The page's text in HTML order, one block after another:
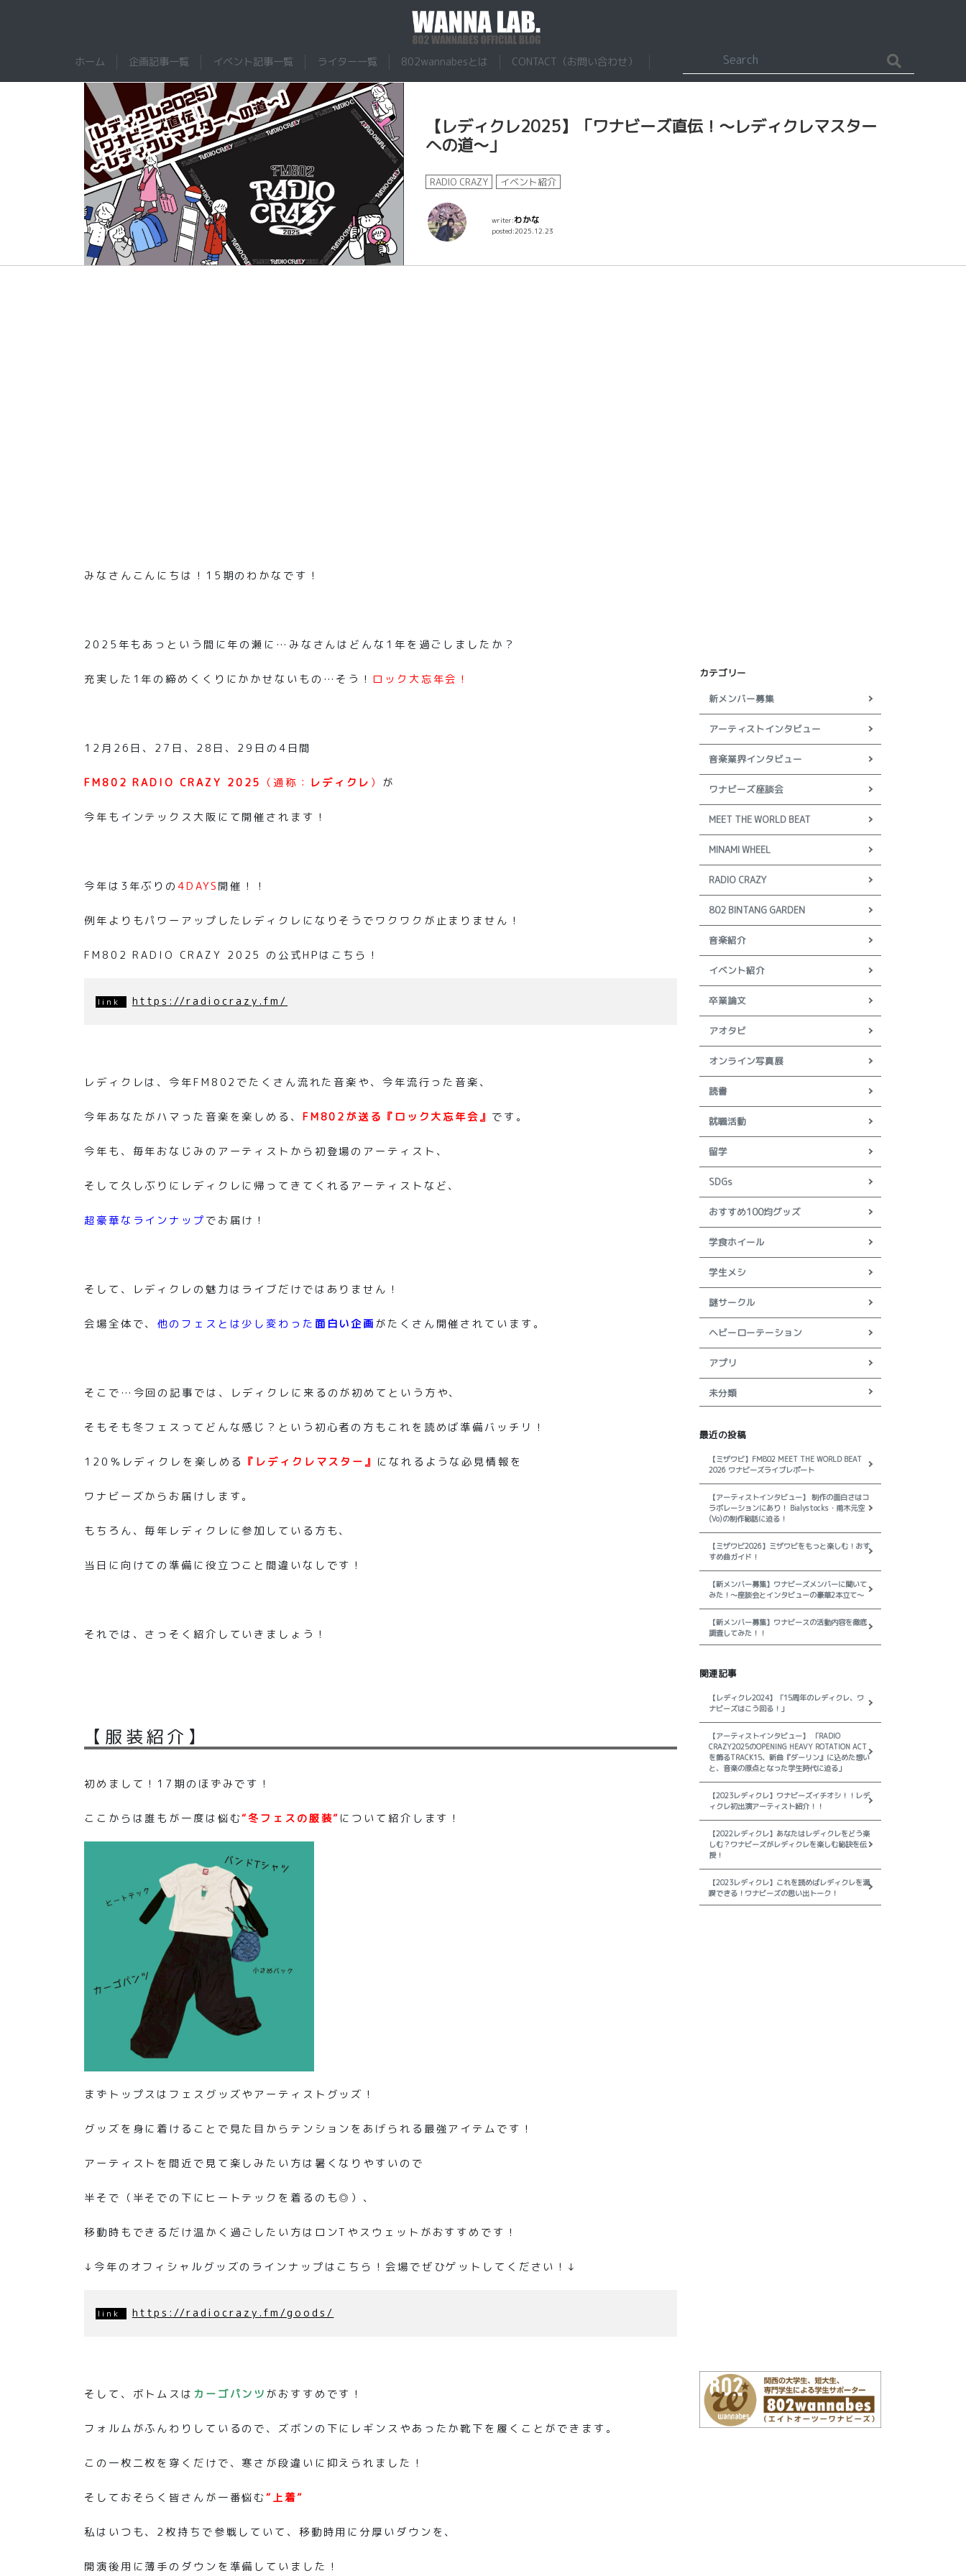
WANNALAB.｜FM802ワナビーズ
WANNALAB.
ホーム 企画記事一覧 イベント記事一覧 ライター一覧 802wannabesとは CONTACT（お問い合わせ）
【レディクレ2025】「ワナビーズ直伝！〜レディクレマスター
への道〜」
RADIO CRAZY イベント紹介
writer:わかな
posted:2025.12.23
みなさんこんにちは！15期のわかなです！
2025年もあっという間に年の瀬に…みなさんはどんな1年を過ごしましたか？
充実した1年の締めくくりにかかせないもの…そう！ ロック大忘年会！
12月26日、27日、28日、29日の4日間
FM802 RADIO CRAZY 2025 （通称： レディクレ ） が
今年もインテックス大阪にて開催されます！
今年は3年ぶりの 4DAYS 開催！！
例年よりもパワーアップしたレディクレになりそうでワクワクが止まりません！
FM802 RADIO CRAZY 2025 の公式HPはこちら！
https://radiocrazy.fm/
レディクレは、今年FM802でたくさん流れた音楽や、今年流行った音楽、
今年あなたがハマった音楽を楽しめる、 FM802が送る『ロック大忘年会』 です。
今年も、毎年おなじみのアーティストから初登場のアーティスト、
そして久しぶりにレディクレに帰ってきてくれるアーティストなど、
超豪華なラインナップ でお届け！
そして、レディクレの魅力はライブだけではありません！
会場全体で、 他のフェスとは少し変わった 面白い企画 がたくさん開催されています。
そこで…今回の記事では、レディクレに来るのが初めてという方や、
そもそも冬フェスってどんな感じ？という初心者の方もこれを読めば準備バッチリ！
120％レディクレを楽しめる 『レディクレマスター』 になれるような必見情報を
ワナビーズからお届けします。
もちろん、毎年レディクレに参加している方も、
当日に向けての準備に役立つこと間違いなしです！
それでは、さっそく紹介していきましょう！
【服装紹介】
初めまして！17期のほずみです！
ここからは誰もが一度は悩む“冬フェスの服装” について紹介します！
まずトップスはフェスグッズやアーティストグッズ！
グッズを身に着けることで見た目からテンションをあげられる最強アイテムです！
アーティストを間近で見て楽しみたい方は暑くなりやすいので
半そで（半そでの下にヒートテックを着るのも◎）、
移動時もできるだけ温かく過ごしたい方はロンTやスウェットがおすすめです！
↓今年のオフィシャルグッズのラインナップはこちら！会場でぜひゲットしてください！↓
https://radiocrazy.fm/goods/
そして、ボトムスは カーゴパンツ がおすすめです！
フォルムがふんわりしているので、ズボンの下にレギンスやあったか靴下を履くことができます。
この一枚二枚を穿くだけで、寒さが段違いに抑えられました！
そしておそらく皆さんが一番悩む“ 上着”
私はいつも、2枚持ちで参戦していて、移動時用に分厚いダウンを、
開演後用に薄手のダウンを準備していました！
カテゴリー
新メンバー募集
アーティストインタビュー
音楽業界インタビュー
ワナビーズ座談会
MEET THE WORLD BEAT
MINAMI WHEEL
RADIO CRAZY
802 BINTANG GARDEN
音楽紹介
イベント紹介
卒業論文
アオタビ
オンライン写真展
読書
就職活動
留学
SDGs
おすすめ100均グッズ
学食ホイール
学生メシ
謎サークル
ヘビーローテーション
アプリ
未分類
最近の投稿
【ミザワビ】FM802 MEET THE WORLD BEAT
2026 ワナビーズライブレポート
【アーティストインタビュー】 制作の面白さはコ
ラボレーションにあり！ Bialystocks・甫木元空
(Vo)の制作秘話に迫る！
【ミザワビ2026】ミザワビをもっと楽しむ！おす
すめ曲ガイド！
【新メンバー募集】ワナビーズメンバーに聞いて
みた！～座談会とインタビューの豪華2本立て～
【新メンバー募集】ワナビースの活動内容を徹底
調査してみた！！
関連記事
【レディクレ2024】「15周年のレディクレ、ワ
ナビーズはこう回る！」
【アーティストインタビュー】 「RADIO
CRAZY2025のOPENING HEAVY ROTATION ACT
を飾るTRACK15、新曲『ダーリン』に込めた想い
と、音楽の原点となった学生時代に迫る」
【2023レディクレ】ワナビーズイチオシ！！レデ
ィクレ初出演アーティスト紹介！！
【2022レディクレ】あなたはレディクレをどう楽
しむ？ワナビーズがレディクレを楽しむ秘訣を伝
授！
【2023レディクレ】これを読めばレディクレを満
喫できる！ワナビーズの思い出トーク！